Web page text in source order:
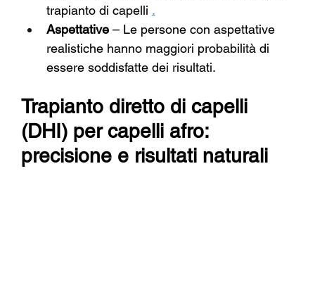
trapianto di capelli .
Aspettative – Le persone con aspettative
realistiche hanno maggiori probabilità di
essere soddisfatte dei risultati.
Trapianto diretto di capelli
(DHI) per capelli afro:
precisione e risultati naturali